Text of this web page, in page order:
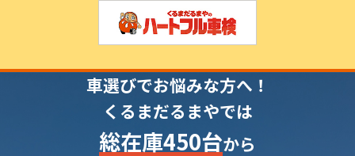
車選びでお悩みな方へ！
くるまだるまやでは
総在庫450台から